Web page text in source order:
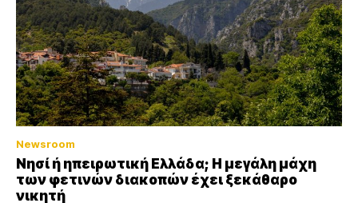
Newsroom
Νησί ή ηπειρωτική Ελλάδα; Η μεγάλη μάχη
των φετινών διακοπών έχει ξεκάθαρο
νικητή